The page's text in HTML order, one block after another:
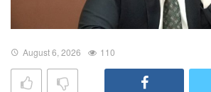
August 6, 2026 110